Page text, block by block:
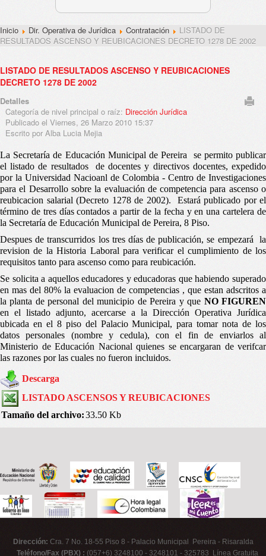
Inicio Dir. Operativa de Jurídica Contratación
LISTADO DE
RESULTADOS ASCENSO Y REUBICACIONES DECRETO 1278 DE 2002
LISTADO DE RESULTADOS ASCENSO Y REUBICACIONES
DECRETO 1278 DE 2002
Detalles
Categoría de nivel principal o raíz: Dirección Jurídica
Publicado el Viernes, 26 Marzo 2010 15:37
Escrito por Alba Lucia Mejia
La Secretaría de Educación Municipal de Pereira se permito publicar
el listado de resultados de docentes y directivos docentes, expedido
por la Universidad Nacioanl de Colombia - Centro de Investigaciones
para el Desarrollo sobre la evaluación de competencia para ascenso o
reubicacion salarial (Decreto 1278 de 2002). Estará publicado por el
término de tres días contados a partir de la fecha y en una cartelera de
la Secretaría de Educación Municipal de Pereira, 8 Piso.
Despues de transcurridos los tres días de publicación, se empezará la
revision de la Historia Laboral para verificar el cumplimiento de los
requisitos tanto para ascenso como para reubicación.
Se solicita a aquellos educadores y educadoras que habiendo superado
en mas del 80% la evaluacion de competencias , que estan adscritos a
la planta de personal del municipio de Pereira y que NO FIGUREN
en el listado adjunto, acercarse a la Dirección Operativa Jurídica
ubicada en el 8 piso del Palacio Municipal, para tomar nota de los
datos personales (nombre y cedula), con el fin de enviarlos al
Ministerio de Educación Nacional quienes se encargaran de verifcar
las razones por las cuales no fueron incluidos.
Descarga
LISTADO ASCENSOS Y REUBICACIONES
Tamaño del archivo:33.50 Kb
Dirección: Cra. 7 No. 18-55 Piso 8 - Palacio Municipal Pereira - Risaralda
Teléfono/Fax (PBX) : (057+6) 3248100 - 3248101 - 325783 Línea Gratuita